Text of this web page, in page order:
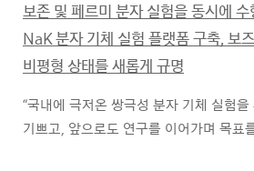
보존 및 페르미 분자 실험을 동시에
NaK 분자 기체 실험 플랫폼 구축, 보
비평형 상태를 새롭게 규명
“국내에 극저온 쌍극성 분자 기체 실험
기쁘고, 앞으로도 연구를 이어가며 목표